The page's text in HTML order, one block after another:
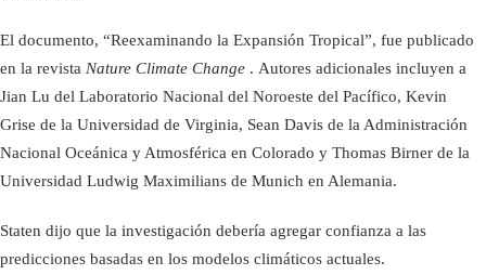
El documento, “Reexaminando la Expansión Tropical”, fue publicado
en la revista Nature Climate Change . Autores adicionales incluyen a
Jian Lu del Laboratorio Nacional del Noroeste del Pacífico, Kevin
Grise de la Universidad de Virginia, Sean Davis de la Administración
Nacional Oceánica y Atmosférica en Colorado y Thomas Birner de la
Universidad Ludwig Maximilians de Munich en Alemania.
Staten dijo que la investigación debería agregar confianza a las
predicciones basadas en los modelos climáticos actuales.